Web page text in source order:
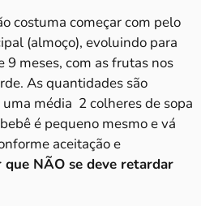
costuma começar com pelo
(almoço), evoluindo para
9 meses, com as frutas nos
As quantidades são
média 2 colheres de sopa
é pequeno mesmo e vá
aceitação e
NÃO se deve retardar